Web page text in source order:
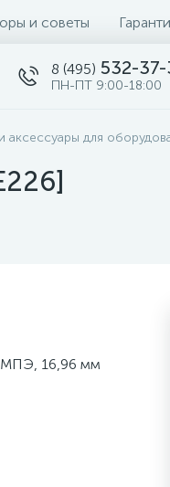
и советы
8 (495) 532-
ПН-ПТ 9:00-18:00
аксессуары для
16,96 мм